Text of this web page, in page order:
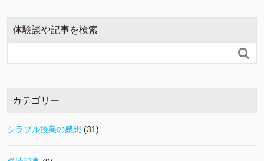
体験談や記事を検索

カテゴリー
シラブル授業の感想 (31)